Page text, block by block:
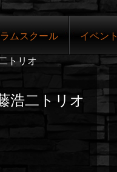
ラムスクール イベント
トリオ
浩二トリオ